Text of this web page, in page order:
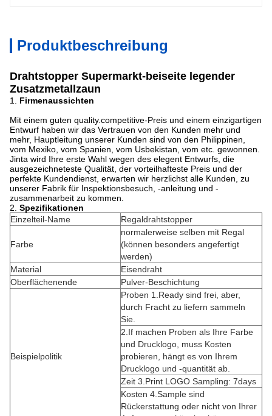
Produktbeschreibung
Drahtstopper Supermarkt-beiseite legender
Zusatzmetallzaun
1. Firmenaussichten
Mit einem guten quality.competitive-Preis und einem einzigartigen
Entwurf haben wir das Vertrauen von den Kunden mehr und
mehr, Hauptleitung unserer Kunden sind von den Philippinen,
vom Mexiko, vom Spanien, vom Usbekistan, vom etc. gewonnen.
Jinta wird Ihre erste Wahl wegen des elegent Entwurfs, die
ausgezeichneteste Qualität, der vorteilhafteste Preis und der
perfekte Kundendienst, erwarten wir herzlichst alle Kunden, zu
unserer Fabrik für Inspektionsbesuch, -anleitung und -
zusammenarbeit zu kommen.
2. Spezifikationen
Einzelteil-Name
Regaldrahtstopper
Farbe
normalerweise selben mit Regal
(können besonders angefertigt
werden)
Material
Eisendraht
Oberflächenende
Pulver-Beschichtung
Beispielpolitik
Proben 1.Ready sind frei, aber,
durch Fracht zu liefern sammeln
Sie.
2.If machen Proben als Ihre Farbe
und Drucklogo, muss Kosten
probieren, hängt es von Ihrem
Drucklogo und -quantität ab.
Zeit 3.Print LOGO Sampling: 7days
Kosten 4.Sample sind
Rückerstattung oder nicht von Ihrer